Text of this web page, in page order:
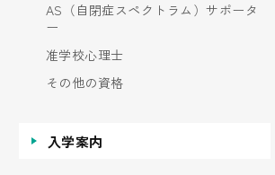
AS（自閉症スペクトラム）サポータ
ー
准学校心理士
その他の資格
入学案内